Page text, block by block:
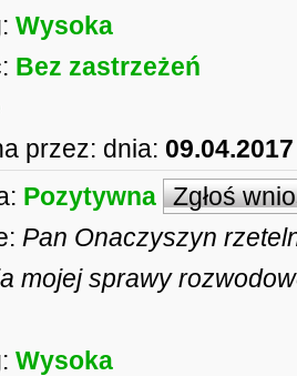
Wysoka
Bez zastrzeżeń
przez: dnia:
Pozytywna Zgłoś
Pan Onaczyszyn
mojej sprawy
Wysoka